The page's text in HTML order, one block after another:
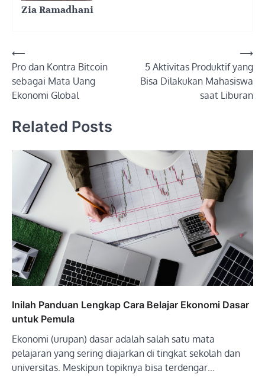
Zia Ramadhani
Post
navigation
⟵
Pro dan Kontra Bitcoin
sebagai Mata Uang
Ekonomi Global
5 Aktivitas Produktif yang
Bisa Dilakukan Mahasiswa
saat Liburan
⟶
Related Posts
Inilah Panduan Lengkap Cara Belajar Ekonomi Dasar
untuk Pemula
Ekonomi (urupan) dasar adalah salah satu mata
pelajaran yang sering diajarkan di tingkat sekolah dan
universitas. Meskipun topiknya bisa terdengar…